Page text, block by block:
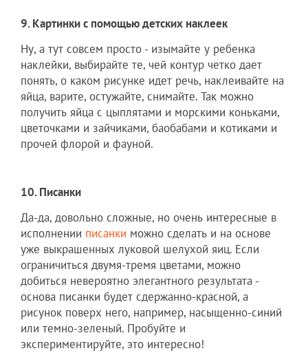
9. Картинки с помощью детских наклеек
Ну, а тут совсем просто - изымайте у ребенка
наклейки, выбирайте те, чей контур четко дает
понять, о каком рисунке идет речь, наклеивайте на
яйца, варите, остужайте, снимайте. Так можно
получить яйца с цыплятами и морскими коньками,
цветочками и зайчиками, баобабами и котиками и
прочей флорой и фауной.
10. Писанки
Да-да, довольно сложные, но очень интересные в
исполнении писанки можно сделать и на основе
уже выкрашенных луковой шелухой яиц. Если
ограничиться двумя-тремя цветами, можно
добиться невероятно элегантного результата -
основа писанки будет сдержанно-красной, а
рисунок поверх него, например, насыщенно-синий
или темно-зеленый. Пробуйте и
экспериментируйте, это интересно!